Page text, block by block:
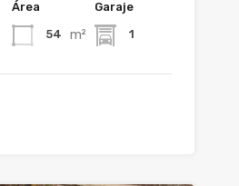
Área
54 m²
Garaje
1